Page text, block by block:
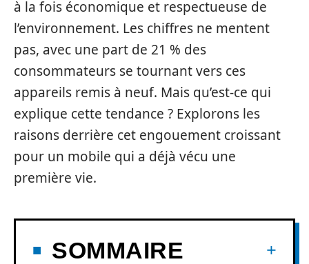
à la fois économique et respectueuse de
l’environnement. Les chiffres ne mentent
pas, avec une part de 21 % des
consommateurs se tournant vers ces
appareils remis à neuf. Mais qu’est-ce qui
explique cette tendance ? Explorons les
raisons derrière cet engouement croissant
pour un mobile qui a déjà vécu une
première vie.
SOMMAIRE